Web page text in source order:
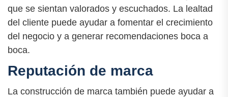
que se sientan valorados y escuchados. La lealtad
del cliente puede ayudar a fomentar el crecimiento
del negocio y a generar recomendaciones boca a
boca.
Reputación de marca
La construcción de marca también puede ayudar a